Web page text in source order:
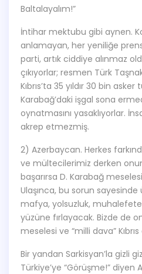
Baltalayalım!”
İntihar mektubu gibi aynen.
anlamayan, her yeniliğe
parti, artık ciddiye alınmaz
çıkıyorlar; resmen Türk
Kıbrıs’ta 35 yıldır 30 bin
Karabağ’daki işgal sona
oynatmasını yasaklıyorlar.
akrep etmezmiş.
2) Azerbaycan. Herkes
ve mültecilerimiz derken
başarırsa D. Karabağ
Ulaşınca, bu sorun
mafya, yolsuzluk, muhalefete
yüzüne fırlayacak. Bizde de
meselesi ve “milli dava”
Bir yandan Sarkisyan’la gizli
Türkiye’ye “Görüşme!” diyen